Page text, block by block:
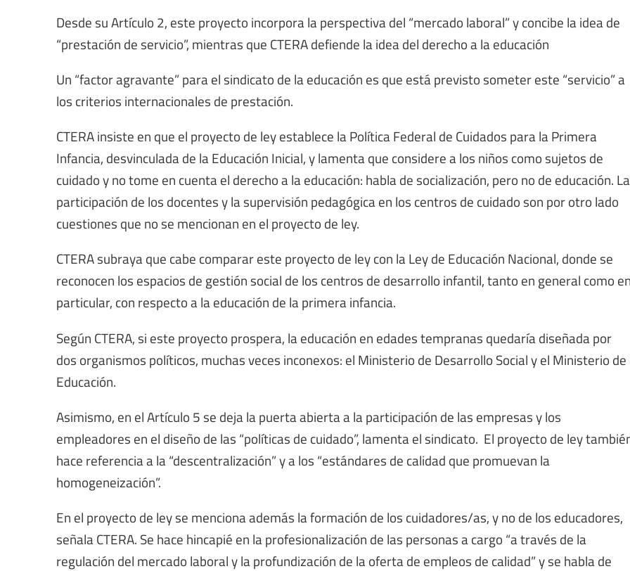
Desde su Artículo 2, este proyecto incorpora la perspectiva del “mercado laboral” y concibe la idea de
“prestación de servicio”, mientras que CTERA defiende la idea del derecho a la educación
Un “factor agravante” para el sindicato de la educación es que está previsto someter este “servicio” a
los criterios internacionales de prestación.
CTERA insiste en que el proyecto de ley establece la Política Federal de Cuidados para la Primera
Infancia, desvinculada de la Educación Inicial, y lamenta que considere a los niños como sujetos de
cuidado y no tome en cuenta el derecho a la educación: habla de socialización, pero no de educación. La
participación de los docentes y la supervisión pedagógica en los centros de cuidado son por otro lado
cuestiones que no se mencionan en el proyecto de ley.
CTERA subraya que cabe comparar este proyecto de ley con la Ley de Educación Nacional, donde se
reconocen los espacios de gestión social de los centros de desarrollo infantil, tanto en general como
particular, con respecto a la educación de la primera infancia.
Según CTERA, si este proyecto prospera, la educación en edades tempranas quedaría diseñada por
dos organismos políticos, muchas veces inconexos: el Ministerio de Desarrollo Social y el Ministerio de
Educación.
Asimismo, en el Artículo 5 se deja la puerta abierta a la participación de las empresas y los
empleadores en el diseño de las “políticas de cuidado”, lamenta el sindicato. El proyecto de ley
hace referencia a la “descentralización” y a los “estándares de calidad que promuevan la
homogeneización”.
En el proyecto de ley se menciona además la formación de los cuidadores/as, y no de los educadores,
señala CTERA. Se hace hincapié en la profesionalización de las personas a cargo “a través de la
regulación del mercado laboral y la profundización de la oferta de empleos de calidad” y se habla de